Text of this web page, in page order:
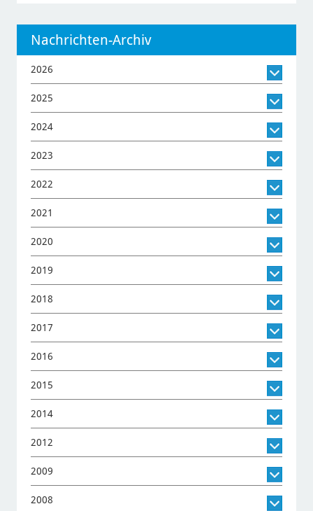
Nachrichten-Archiv
2026
2025
2024
2023
2022
2021
2020
2019
2018
2017
2016
2015
2014
2012
2009
2008